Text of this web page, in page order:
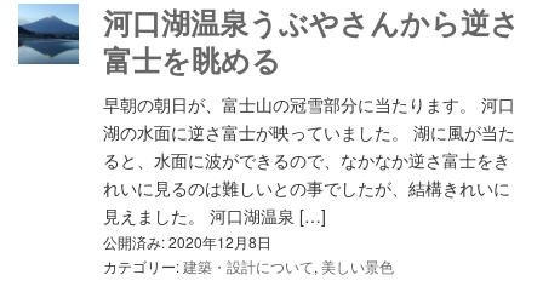
河口湖温泉うぶやさんから逆さ
富士を眺める
早朝の朝日が、富士山の冠雪部分に当たります。 河口
湖の水面に逆さ富士が映っていました。 湖に風が当た
ると、水面に波ができるので、なかなか逆さ富士をき
れいに見るのは難しいとの事でしたが、結構きれいに
見えました。 河口湖温泉 […]
公開済み: 2020年12月8日
カテゴリー:建築・設計について, 美しい景色